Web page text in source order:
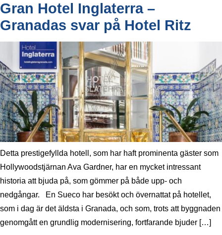
Gran Hotel Inglaterra –
Granadas svar på Hotel Ritz
Detta prestigefyllda hotell, som har haft prominenta gäster som
Hollywoodstjärnan Ava Gardner, har en mycket intressant
historia att bjuda på, som gömmer på både upp- och
nedgångar. En Sueco har besökt och övernattat på hotellet,
som i dag är det äldsta i Granada, och som, trots att byggnaden
genomgått en grundlig modernisering, fortfarande bjuder […]